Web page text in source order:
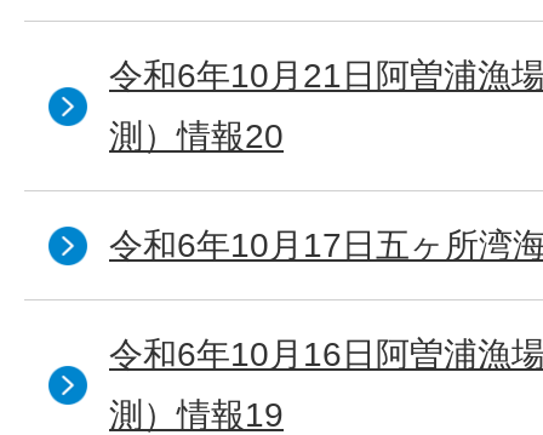
令和6年10月21日阿曽浦漁
測）情報20
令和6年10月17日五ヶ所湾
令和6年10月16日阿曽浦漁
測）情報19